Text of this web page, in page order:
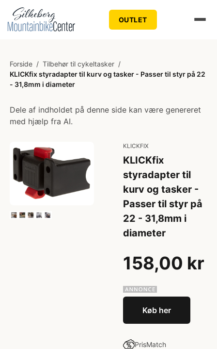
OUTLET
Forside / Tilbehør til cykeltasker /
KLICKfix styradapter til kurv og tasker - Passer til styr på 22
- 31,8mm i diameter
Dele af indholdet på denne side kan være genereret
med hjælp fra AI.
KLICKFIX
KLICKfix
styradapter til
kurv og tasker -
Passer til styr på
22 - 31,8mm i
diameter
158,00 kr
Køb her
PrisMatch